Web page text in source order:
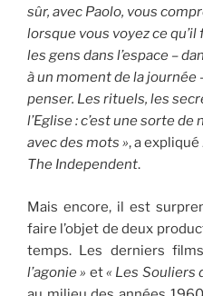
sûr, avec Paolo, vous
lorsque vous voyez ce
les gens dans l’espace –
à un moment de la journée
penser. Les rituels, les
l’Eglise : c’est une sorte
avec des mots », a
The Independent.
Mais encore, il est
faire l’objet de deux
temps. Les derniers
l’agonie » et« Les Souliers